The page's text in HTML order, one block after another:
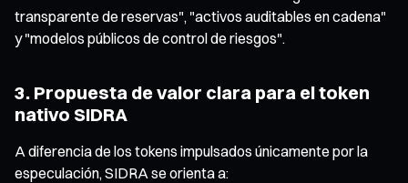
transparente de reservas", "activos auditables en cadena"
y "modelos públicos de control de riesgos".
3. Propuesta de valor clara para el token
nativo SIDRA
A diferencia de los tokens impulsados únicamente por la
especulación, SIDRA se orienta a: